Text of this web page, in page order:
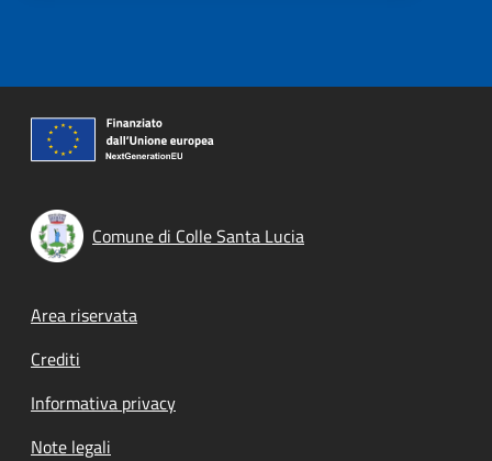
Comune di Colle Santa Lucia
Footer menu
Area riservata
Crediti
Informativa privacy
Note legali